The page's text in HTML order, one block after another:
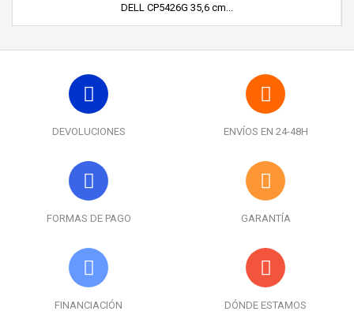
DELL CP5426G 35,6 cm...
DEVOLUCIONES ENVÍOS EN 24-48H
FORMAS DE PAGO GARANTÍA
FINANCIACIÓN DÓNDE ESTAMOS